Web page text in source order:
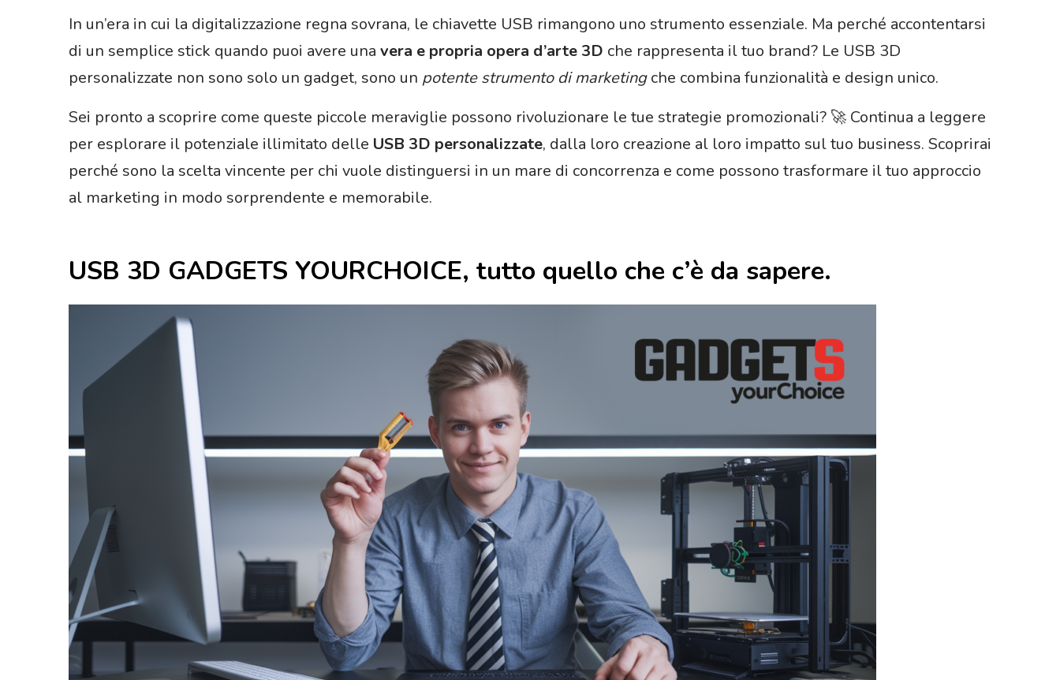
In un’era in cui la digitalizzazione regna sovrana, le chiavette USB rimangono uno strumento essenziale. Ma perché accontentarsi
di un semplice stick quando puoi avere una vera e propria opera d’arte 3D che rappresenta il tuo brand? Le USB 3D
personalizzate non sono solo un gadget, sono un potente strumento di marketingche combina funzionalità e design unico.
Sei pronto a scoprire come queste piccole meraviglie possono rivoluzionare le tue strategie promozionali? 🚀 Continua a leggere
per esplorare il potenziale illimitato delle USB 3D personalizzate, dalla loro creazione al loro impatto sul tuo business. Scoprirai
perché sono la scelta vincente per chi vuole distinguersi in un mare di concorrenza e come possono trasformare il tuo approccio
al marketing in modo sorprendente e memorabile.
USB 3D GADGETS YOURCHOICE, tutto quello che c’è da sapere.